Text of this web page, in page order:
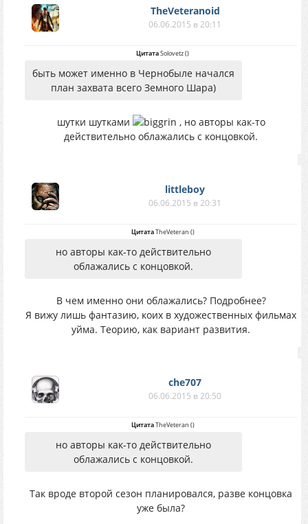
TheVeteranoid
06.06.2015 в 20:11
ЦитатаSolovetz()
быть может именно в Чернобыле начался
план захвата всего Земного Шара)
шутки шутками
, но авторы как-то
действительно облажались с концовкой.
littleboy
06.06.2015 в 20:31
ЦитатаTheVeteran ()
но авторы как-то действительно
облажались с концовкой.
В чем именно они облажались? Подробнее?
Я вижу лишь фантазию, коих в художественных фильмах
уйма. Теорию, как вариант развития.
che707
06.06.2015 в 20:50
ЦитатаTheVeteran ()
но авторы как-то действительно
облажались с концовкой.
Так вроде второй сезон планировался, разве концовка
уже была?